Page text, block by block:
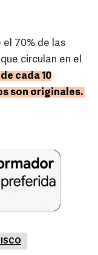
el 70% de las
circulan en el
cada 10
son originales.